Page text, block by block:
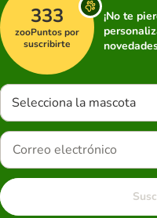
333
zooPuntos por
suscribirte
¡No te
Selecciona la mascota